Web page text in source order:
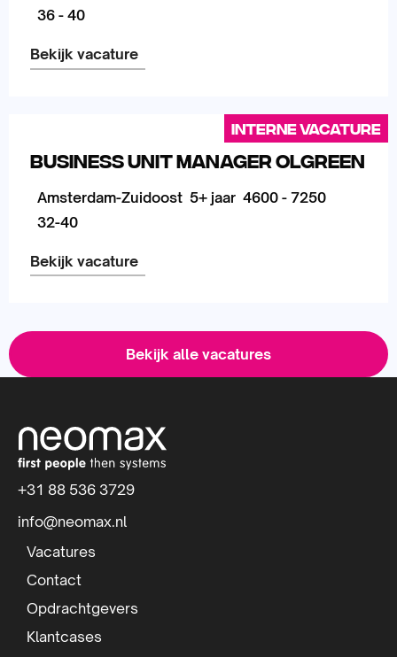
36 - 40
Bekijk vacature
Business Unit Manager Olgreen
Amsterdam-Zuidoost 5+ jaar 4600 - 7250
32-40
Bekijk vacature
Interne vacature
meer
over
Bekijk alle vacatures
S
t
e
o
o
+31 88 536 3729
info@neomax.nl
Vacatures
Contact
Opdrachtgevers
Klantcases